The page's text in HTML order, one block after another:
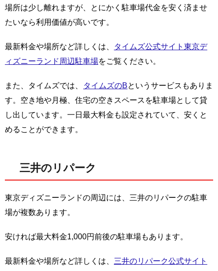
場所は少し離れますが、とにかく駐車場代金を安く済ませ
たいなら利用価値が高いです。
最新料金や場所など詳しくは、
タイムズ公式サイト東京デ
ィズニーランド周辺駐車場をご覧ください。
また、タイムズでは、 タイムズのBというサービスもありま
す。空き地や月極、住宅の空きスペースを駐車場として貸
し出しています。一日最大料金も設定されていて、安くと
めることができます。
三井のリパーク
東京ディズニーランドの周辺には、三井のリパークの駐車
場が複数あります。
安ければ最大料金1,000円前後の駐車場もあります。
最新料金や場所など詳しくは、 三井のリパーク公式サイト